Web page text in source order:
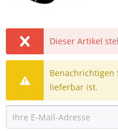
Dieser Artikel
Benachrichtigen
lieferbar ist.